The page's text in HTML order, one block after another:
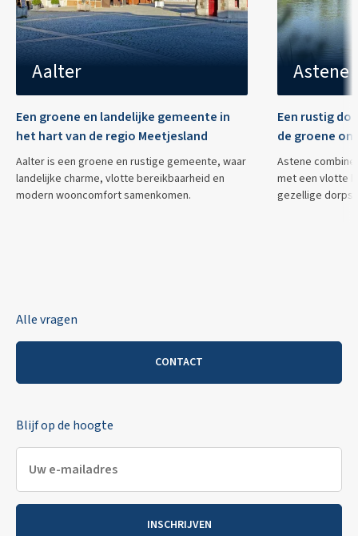
Aalter
Een groene en landelijke gemeente in
het hart van de regio Meetjesland
Aalter is een groene en rustige gemeente, waar
landelijke charme, vlotte bereikbaarheid en
modern wooncomfort samenkomen.
Astene
Een rustig
de groene
Astene
met een vlotte
gezellige
Alle vragen
CONTACT
Blijf op de hoogte
INSCHRIJVEN